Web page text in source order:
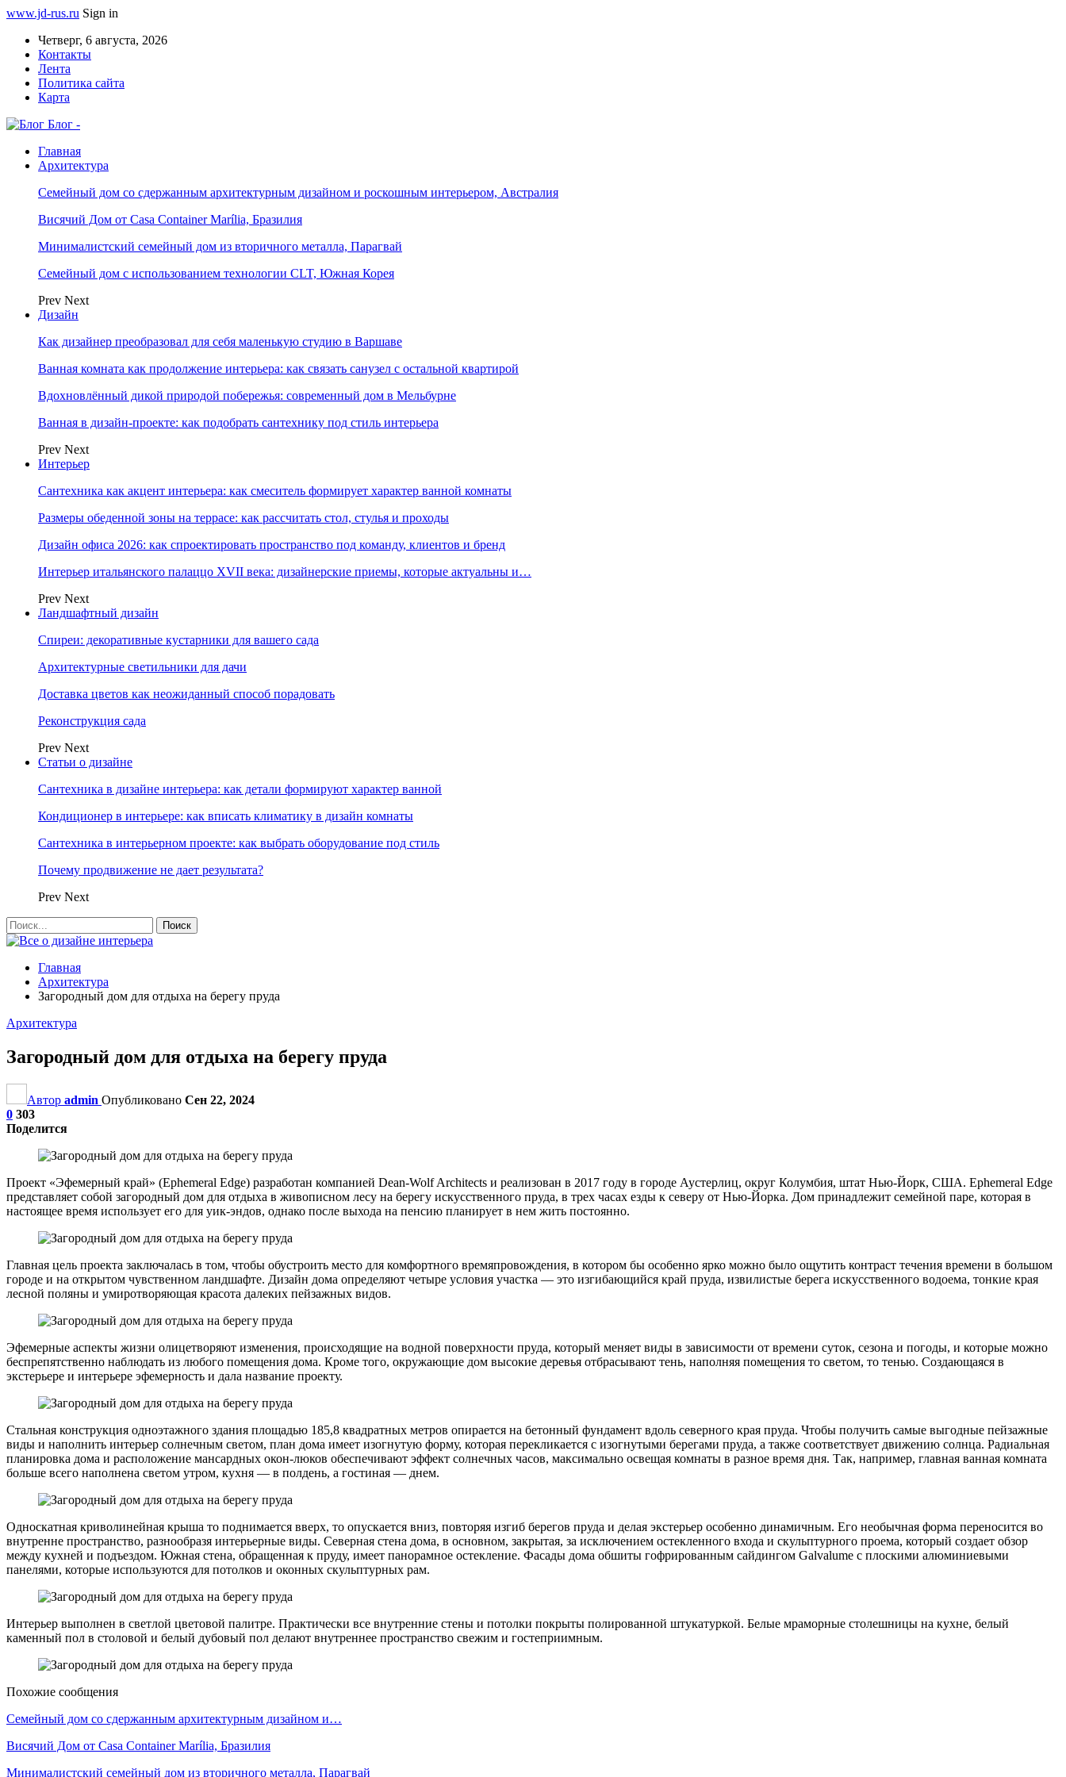
www.jd-rus.ru Sign in
Четверг, 6 августа, 2026
Контакты
Лента
Политика сайта
Карта
Блог -
Главная
Архитектура
Семейный дом со сдержанным архитектурным дизайном и роскошным интерьером, Австралия
Висячий Дом от Casa Container Marília, Бразилия
Минималистский семейный дом из вторичного металла, Парагвай
Семейный дом с использованием технологии CLT, Южная Корея
Prev Next
Дизайн
Как дизайнер преобразовал для себя маленькую студию в Варшаве
Ванная комната как продолжение интерьера: как связать санузел с остальной квартирой
Вдохновлённый дикой природой побережья: современный дом в Мельбурне
Ванная в дизайн-проекте: как подобрать сантехнику под стиль интерьера
Prev Next
Интерьер
Сантехника как акцент интерьера: как смеситель формирует характер ванной комнаты
Размеры обеденной зоны на террасе: как рассчитать стол, стулья и проходы
Дизайн офиса 2026: как спроектировать пространство под команду, клиентов и бренд
Интерьер итальянского палаццо XVII века: дизайнерские приемы, которые актуальны и…
Prev Next
Ландшафтный дизайн
Спиреи: декоративные кустарники для вашего сада
Архитектурные светильники для дачи
Доставка цветов как неожиданный способ порадовать
Реконструкция сада
Prev Next
Статьи о дизайне
Сантехника в дизайне интерьера: как детали формируют характер ванной
Кондиционер в интерьере: как вписать климатику в дизайн комнаты
Сантехника в интерьерном проекте: как выбрать оборудование под стиль
Почему продвижение не дает результата?
Prev Next
Главная
Архитектура
Загородный дом для отдыха на берегу пруда
Архитектура
Загородный дом для отдыха на берегу пруда
Автор admin Опубликовано Сен 22, 2024
0 303
Поделится
Проект «Эфемерный край» (Ephemeral Edge) разработан компанией Dean-Wolf Architects и реализован в 2017 году в городе Аустерлиц, округ Колумбия, штат Нью-Йорк, США. Ephemeral Edge
представляет собой загородный дом для отдыха в живописном лесу на берегу искусственного пруда, в трех часах езды к северу от Нью-Йорка. Дом принадлежит семейной паре, которая в
настоящее время использует его для уик-эндов, однако после выхода на пенсию планирует в нем жить постоянно.
Главная цель проекта заключалась в том, чтобы обустроить место для комфортного времяпровождения, в котором бы особенно ярко можно было ощутить контраст течения времени в большом
городе и на открытом чувственном ландшафте. Дизайн дома определяют четыре условия участка — это изгибающийся край пруда, извилистые берега искусственного водоема, тонкие края
лесной поляны и умиротворяющая красота далеких пейзажных видов.
Эфемерные аспекты жизни олицетворяют изменения, происходящие на водной поверхности пруда, который меняет виды в зависимости от времени суток, сезона и погоды, и которые можно
беспрепятственно наблюдать из любого помещения дома. Кроме того, окружающие дом высокие деревья отбрасывают тень, наполняя помещения то светом, то тенью. Создающаяся в
экстерьере и интерьере эфемерность и дала название проекту.
Стальная конструкция одноэтажного здания площадью 185,8 квадратных метров опирается на бетонный фундамент вдоль северного края пруда. Чтобы получить самые выгодные пейзажные
виды и наполнить интерьер солнечным светом, план дома имеет изогнутую форму, которая перекликается с изогнутыми берегами пруда, а также соответствует движению солнца. Радиальная
планировка дома и расположение мансардных окон-люков обеспечивают эффект солнечных часов, максимально освещая комнаты в разное время дня. Так, например, главная ванная комната
больше всего наполнена светом утром, кухня — в полдень, а гостиная — днем.
Односкатная криволинейная крыша то поднимается вверх, то опускается вниз, повторяя изгиб берегов пруда и делая экстерьер особенно динамичным. Его необычная форма переносится во
внутренне пространство, разнообразя интерьерные виды. Северная стена дома, в основном, закрытая, за исключением остекленного входа и скульптурного проема, который создает обзор
между кухней и подъездом. Южная стена, обращенная к пруду, имеет панорамное остекление. Фасады дома обшиты гофрированным сайдингом Galvalume с плоскими алюминиевыми
панелями, которые используются для потолков и оконных скульптурных рам.
Интерьер выполнен в светлой цветовой палитре. Практически все внутренние стены и потолки покрыты полированной штукатуркой. Белые мраморные столешницы на кухне, белый
каменный пол в столовой и белый дубовый пол делают внутреннее пространство свежим и гостеприимным.
Похожие сообщения
Семейный дом со сдержанным архитектурным дизайном и…
Висячий Дом от Casa Container Marília, Бразилия
Минималистский семейный дом из вторичного металла, Парагвай